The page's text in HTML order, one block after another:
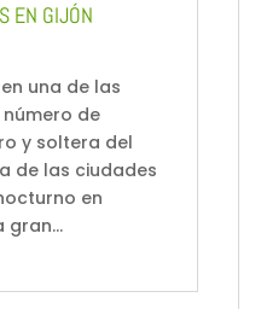
EN GIJÓN
una de las
de
y soltera del
de las ciudades
en
gran...